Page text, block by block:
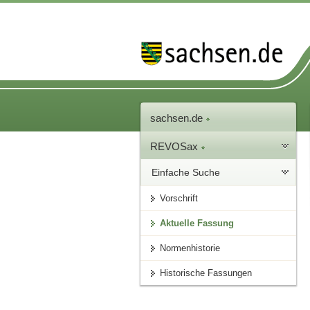
sachsen.de
REVOSax
Einfache Suche
Vorschrift
Aktuelle Fassung
Normenhistorie
Historische Fassungen